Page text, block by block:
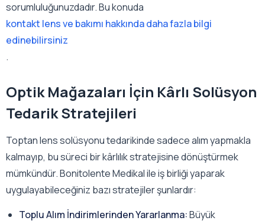
sorumluluğunuzdadır. Bu konuda
kontakt lens ve bakımı hakkında daha fazla bilgi
edinebilirsiniz
.
Optik Mağazaları İçin Kârlı Solüsyon
Tedarik Stratejileri
Toptan lens solüsyonu tedarikinde sadece alım yapmakla
kalmayıp, bu süreci bir kârlılık stratejisine dönüştürmek
mümkündür. Bonitolente Medikal ile iş birliği yaparak
uygulayabileceğiniz bazı stratejiler şunlardır:
Toplu Alım İndirimlerinden Yararlanma:Büyük